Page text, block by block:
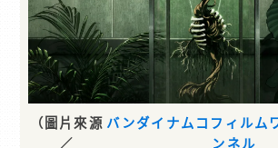
（圖片來源
／
バンダイナムコフィルム
ンネル